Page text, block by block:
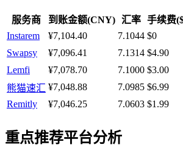
服务商 到账金额(CNY) 汇率 手续费
Instarem
¥7,104.40 7.1044 $0
Swapsy
¥7,096.41 7.1314 $4.90
Lemfi
¥7,078.70 7.1000 $3.00
熊猫速汇 ¥7,048.88 7.0985 $6.99
Remitly
¥7,046.25 7.0603 $1.99
重点推荐平台分析